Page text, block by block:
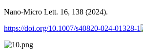
Nano-Micro Lett. 16, 138 (2024).
https://doi.org/10.1007/s40820-024-01328-1